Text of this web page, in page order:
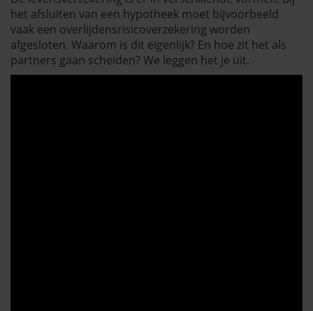
het afsluiten van een hypotheek moet bijvoorbeeld
vaak een overlijdensrisicoverzekering worden
afgesloten. Waarom is dit eigenlijk? En hoe zit het als
partners gaan scheiden? We leggen het je uit.